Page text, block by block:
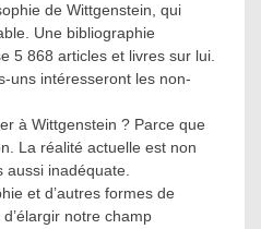
de Wittgenstein, qui
Une bibliographie
5 868 articles et livres sur lui.
uns intéresseront les non-
à Wittgenstein ? Parce que
La réalité actuelle est non
inadéquate.
et d’autres formes de
notre champ